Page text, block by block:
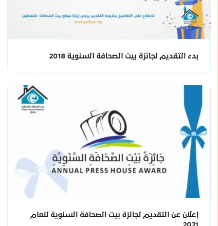
بدء التقديم لجائزة بيت الصحافة السنوية 2018
إعلان عن التقديم لجائزة بيت الصحافة السنوية للعام
2021